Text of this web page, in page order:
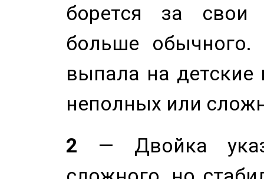
борется за свои
больше
выпала на детские
неполных или
2 — Двойка